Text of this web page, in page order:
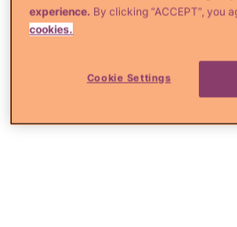
experience. By clicking “ACCEPT”, you
cookies.
Cookie Settings